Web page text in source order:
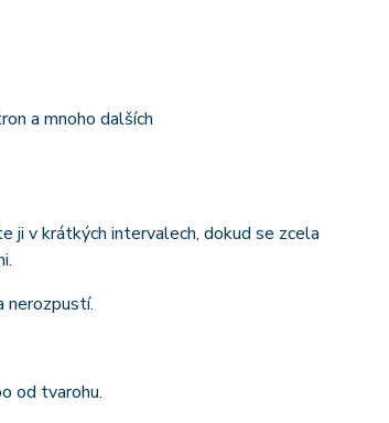
a mnoho dalších
ji v krátkých intervalech, dokud se zcela
nerozpustí.
od tvarohu.